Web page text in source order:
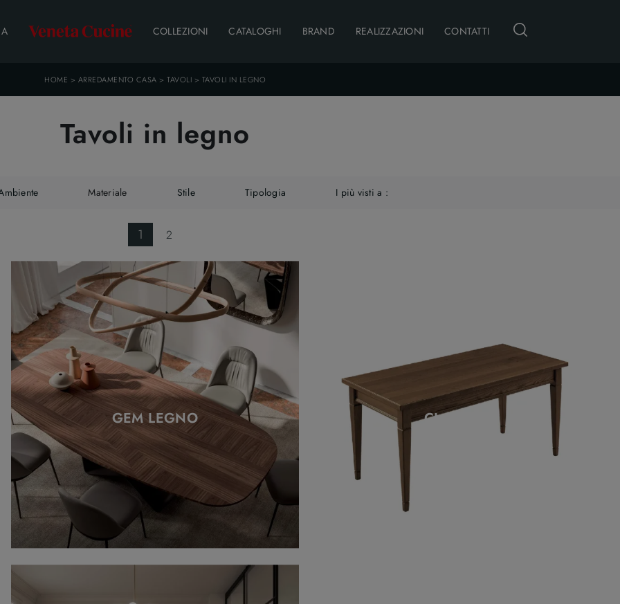
COLLEZIONI CATALOGHI BRAND REALIZZAZIONI CONTATTI
HOME > ARREDAMENTO CASA > TAVOLI > TAVOLI IN LEGNO
Tavoli in legno
Materiale Stile Tipologia I più visti a :
1 2
GEM LEGNO CLASSICO